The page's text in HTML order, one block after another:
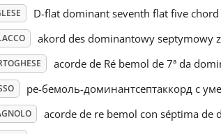
D-flat dominant seventh flat five chord
akord des dominantowy septymowy
acorde de Ré bemol de 7ª da
ре-бемоль-доминантсептаккорд с
acorde de re bemol con séptima de